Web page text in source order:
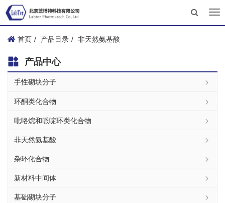
首页
产品目录 非天然氨基酸
产品中心
手性砌块分子
环酮类化合物
吡咯烷和哌啶环类化合物
非天然氨基酸
杂环化合物
新材料中间体
基础砌块分子